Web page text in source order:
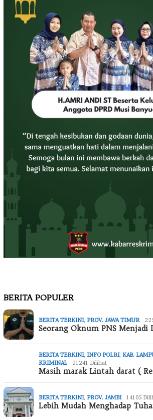
BERITA POPULER
BERITA TERKINI, PROV. JAWA TIMUR
Seorang Oknum PNS Menjadi
BERITA TERKINI, INFO POLRI, KAB.
KRIMINAL
21241 Dilihat
Masih marak Lintah darat (
BERITA TERKINI, PROV. JAMBI 14105
Lebih Mudah Menghadap